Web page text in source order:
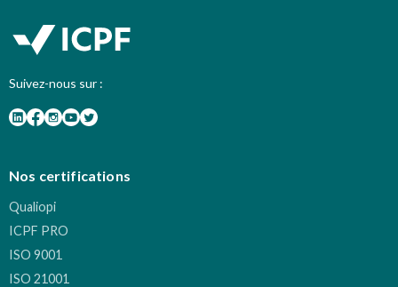
Suivez-nous sur :
Nos certifications
Qualiopi
ICPF PRO
ISO 9001
ISO 21001